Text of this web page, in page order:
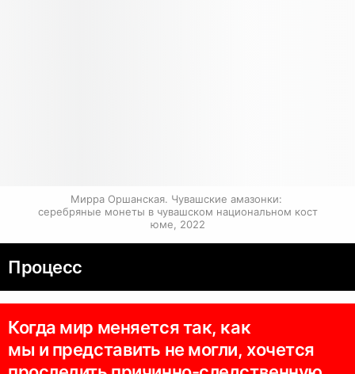
Мирра Оршанская. Чувашские амазонки:
серебряные монеты в чувашском национальном кост
юме, 2022
Процесс
Когда мир меняется так, как
мы и представить не могли, хочется